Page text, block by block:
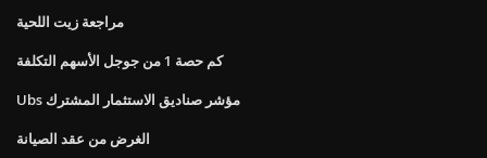
مراجعة زيت اللحية
كم حصة 1 من جوجل الأسهم التكلفة
Ubs مؤشر صناديق الاستثمار المشترك
الغرض من عقد الصيانة